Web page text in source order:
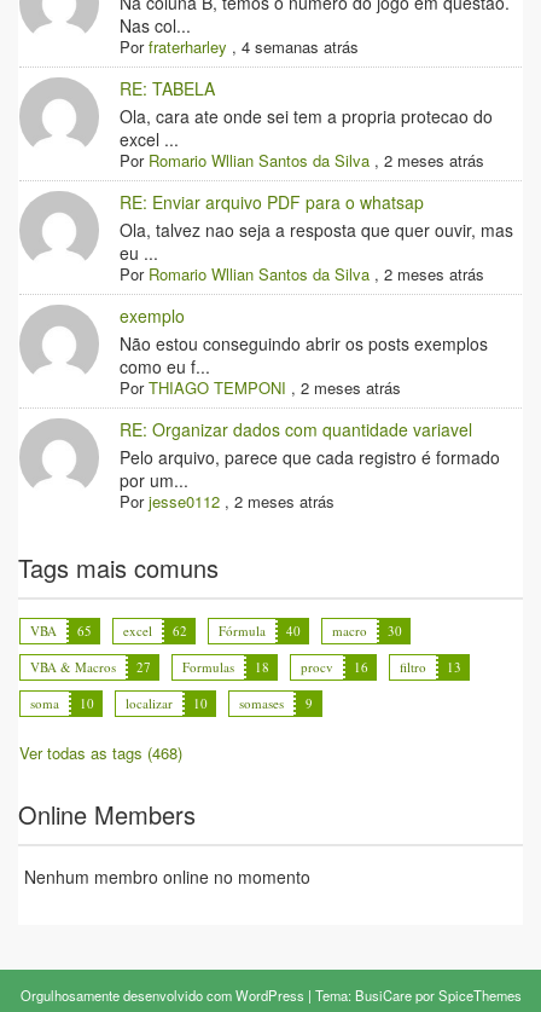
Nas col...
Porfraterharley ,4 semanas atrás
RE: TABELA
Ola, cara ate onde sei tem a propria protecao do
excel ...
Por Romario Wllian Santos da Silva ,2 meses atrás
RE: Enviar arquivo PDF para o whatsap
Ola, talvez nao seja a resposta que quer ouvir, mas
eu ...
Por Romario Wllian Santos da Silva ,2 meses atrás
exemplo
Não estou conseguindo abrir os posts exemplos
como eu f...
PorTHIAGO TEMPONI ,2 meses atrás
RE: Organizar dados com quantidade variavel
Pelo arquivo, parece que cada registro é formado
por um...
Porjesse0112 ,2 meses atrás
Tags mais comuns
VBA 65 excel 62 Fórmula 40 macro
30
VBA & Macros
27 Formulas 18 procv 16 filtro
13
soma
10 localizar 10 somases 9
Ver todas as tags (468)
Online Members
Nenhum membro online no momento
Orgulhosamente desenvolvido comWordPress | Tema: BusiCareporSpiceThemes